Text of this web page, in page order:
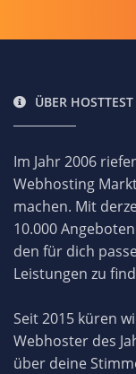
ÜBER HOSTTEST
Im Jahr 2006
Webhosting
machen. Mit
10.000
den für dich
Leistungen zu
Seit 2015 küren
Webhoster des
über deine